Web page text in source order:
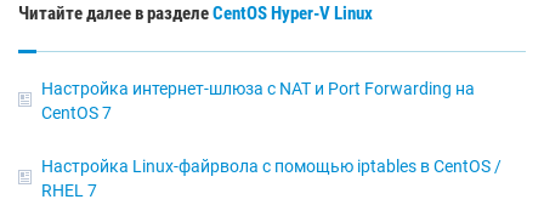
Читайте далее в разделеCentOSHyper-VLinux
Настройка интернет-шлюза с NAT и Port Forwarding на
CentOS 7
Настройка Linux-файрвола с помощью iptables в CentOS /
RHEL 7